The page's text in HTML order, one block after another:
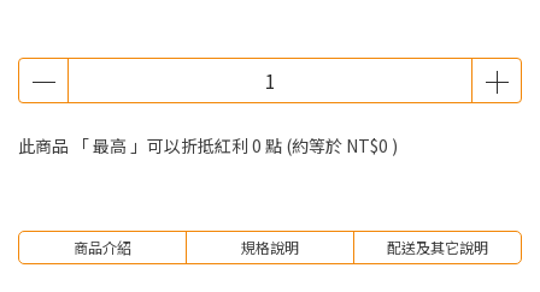
此商品 「 最高 」可以折抵紅利 0 點 (約等於 NT$0 )
商品介紹 規格說明 配送及其它說明